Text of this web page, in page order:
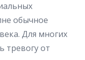
обычное
Для многих
тревогу от